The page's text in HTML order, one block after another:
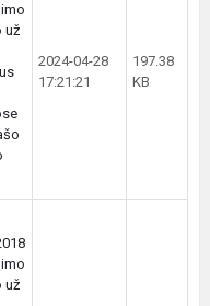
už
2024-04-28
17:21:21
197.38
KB
už